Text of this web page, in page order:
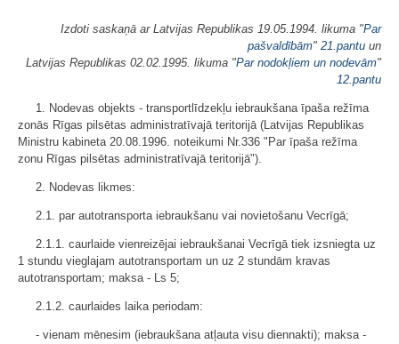
Izdoti saskaņā ar Latvijas Republikas 19.05.1994. likuma "Par
pašvaldībām" 21.pantu un
Latvijas Republikas 02.02.1995. likuma "Par nodokļiem un nodevām"
12.pantu
1. Nodevas objekts - transportlīdzekļu iebraukšana īpaša režīma
zonās Rīgas pilsētas administratīvajā teritorijā (Latvijas Republikas
Ministru kabineta 20.08.1996. noteikumi Nr.336 "Par īpaša režīma
zonu Rīgas pilsētas administratīvajā teritorijā").
2. Nodevas likmes:
2.1. par autotransporta iebraukšanu vai novietošanu Vecrīgā;
2.1.1. caurlaide vienreizējai iebraukšanai Vecrīgā tiek izsniegta uz
1 stundu vieglajam autotransportam un uz 2 stundām kravas
autotransportam; maksa - Ls 5;
2.1.2. caurlaides laika periodam:
- vienam mēnesim (iebraukšana atļauta visu diennakti); maksa -